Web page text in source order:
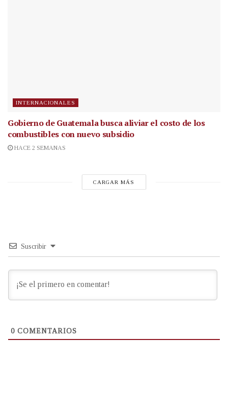
INTERNACIONALES
Gobierno de Guatemala busca aliviar el costo de los
combustibles con nuevo subsidio
HACE 2 SEMANAS
CARGAR MÁS
Suscribir
0 COMENTARIOS